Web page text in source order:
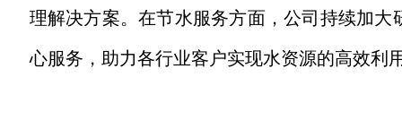
理解决方案。在节水服务方面，公司持续加
心服务，助力各行业客户实现水资源的高效利